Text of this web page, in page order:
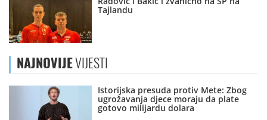
Tajlandu
NAJNOVIJEVIJESTI
Istorijska presuda protiv Mete: Zbog
ugrožavanja djece moraju da plate
gotovo milijardu dolara